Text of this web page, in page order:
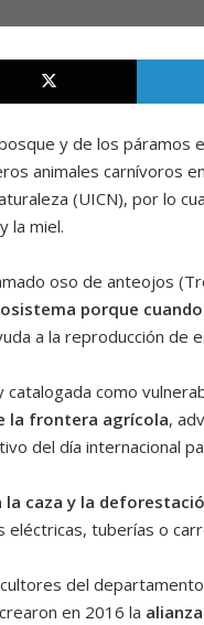
X
y de los páramos
animales carnívoros
(UICN), por lo
la miel.
oso de anteojos
porque
a la reproducción de
como
la frontera agrícola,
del día internacional
la caza y la
eléctricas, tuberías o
del
en 2016 la